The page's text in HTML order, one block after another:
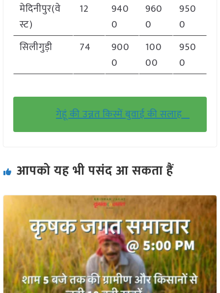
मेदिनीपुर(वे
स्ट)
12
940
0
960
0
950
0
सिलीगुड़ी
74
900
0
100
00
950
0
गेहूं की उन्नत किस्में बुवाई की सलाह
आपको यह भी पसंद आ सकता हैं